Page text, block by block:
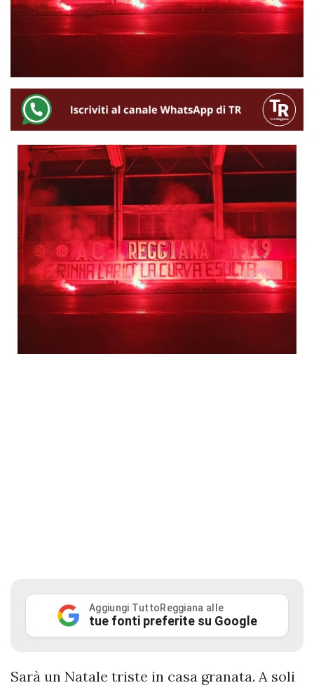
Aggiungi TuttoReggiana alle
tue fonti preferite su Google
Sarà un Natale triste in casa granata. A soli